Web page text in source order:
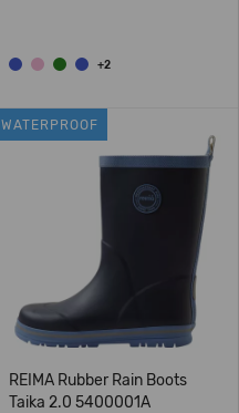
+2
WATERPROOF
REIMA Rubber Rain Boots
Taika 2.0 5400001A